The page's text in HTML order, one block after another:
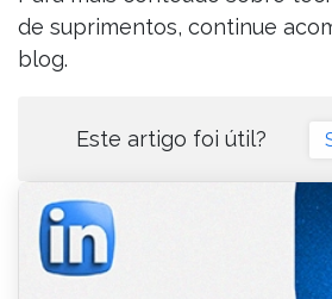
de suprimentos, continue
blog.
Este artigo foi útil?